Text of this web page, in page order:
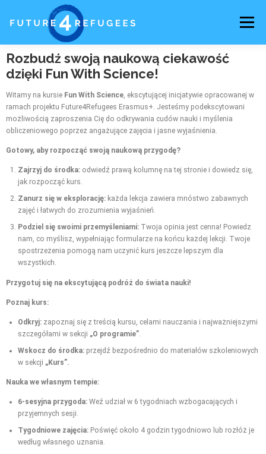
Menu
O PROJEKCIE NASZ ZESPÓŁ
Rozbudź swoją naukową ciekawość
dzięki Fun With Science!
Witamy na kursie Fun With Science, ekscytującej inicjatywie opracowanej w
ramach projektu Future4Refugees Erasmus+. Jesteśmy podekscytowani
możliwością zaproszenia Cię do odkrywania cudów nauki i myślenia
obliczeniowego poprzez angażujące zajęcia i jasne wyjaśnienia.
Gotowy, aby rozpocząć swoją naukową przygodę?
Zajrzyj do środka: odwiedź prawą kolumnę na tej stronie i dowiedz się,
jak rozpocząć kurs.
Zanurz się w eksplorację: każda lekcja zawiera mnóstwo zabawnych
zajęć i łatwych do zrozumienia wyjaśnień.
Podziel się swoimi przemyśleniami: Twoja opinia jest cenna! Powiedz
nam, co myślisz, wypełniając formularze na końcu każdej lekcji. Twoje
spostrzeżenia pomogą nam uczynić kurs jeszcze lepszym dla
wszystkich.
Przygotuj się na ekscytującą podróż do świata nauki!
Poznaj kurs:
Odkryj: zapoznaj się z treścią kursu, celami nauczania i najważniejszymi
szczegółami w sekcji „O programie”
Wskocz do środka: przejdź bezpośrednio do materiałów szkoleniowych
w sekcji „Kurs”.
Nauka we własnym tempie:
6-sesyjna przygoda: Weź udział w 6 tygodniach wzbogacających i
przyjemnych sesji.
Tygodniowe zajęcia: Poświęć około 4 godzin tygodniowo lub rozłóż je
według własnego uznania.